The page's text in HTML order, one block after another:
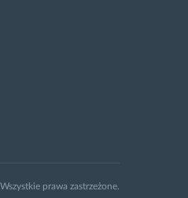
prawa zastrzeżone.